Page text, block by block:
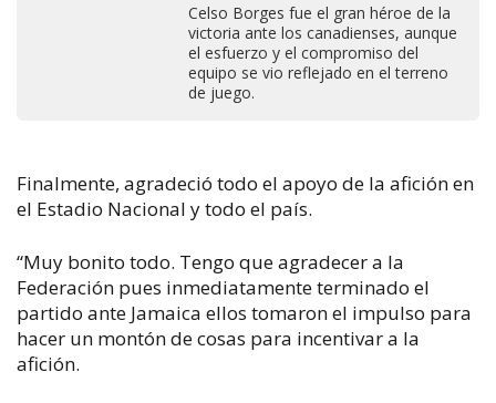
Celso Borges fue el gran héroe de la
victoria ante los canadienses, aunque
el esfuerzo y el compromiso del
equipo se vio reflejado en el terreno
de juego.
Finalmente, agradeció todo el apoyo de la afición en
el Estadio Nacional y todo el país.
“Muy bonito todo. Tengo que agradecer a la
Federación pues inmediatamente terminado el
partido ante Jamaica ellos tomaron el impulso para
hacer un montón de cosas para incentivar a la
afición.